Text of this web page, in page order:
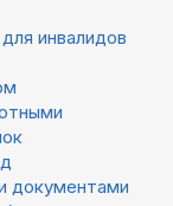
инвалидов
документами